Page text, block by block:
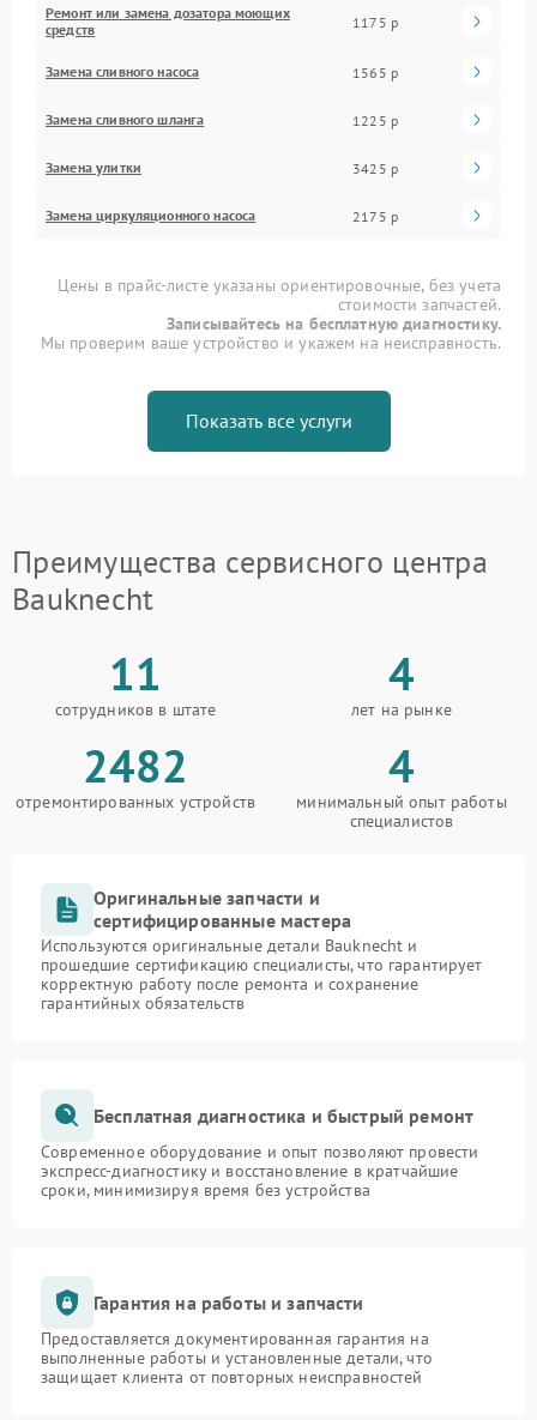
Ремонт или замена дозатора моющих
средств
1175 р
Замена сливного насоса 1565 р
Замена сливного шланга 1225 р
Замена улитки 3425 р
Замена циркуляционного насоса 2175 р
Цены в прайс-листе указаны ориентировочные, без учета
стоимости запчастей.
Записывайтесь на бесплатную диагностику.
Мы проверим ваше устройство и укажем на неисправность.
Показать все услуги
Преимущества сервисного центра
Bauknecht
11
сотрудников в штате
4
лет на рынке
2482
отремонтированных устройств
4
минимальный опыт работы
специалистов
Оригинальные запчасти и
сертифицированные мастера
Используются оригинальные детали Bauknecht и
прошедшие сертификацию специалисты, что гарантирует
корректную работу после ремонта и сохранение
гарантийных обязательств
Бесплатная диагностика и быстрый ремонт
Современное оборудование и опыт позволяют провести
экспресс-диагностику и восстановление в кратчайшие
сроки, минимизируя время без устройства
Гарантия на работы и запчасти
Предоставляется документированная гарантия на
выполненные работы и установленные детали, что
защищает клиента от повторных неисправностей